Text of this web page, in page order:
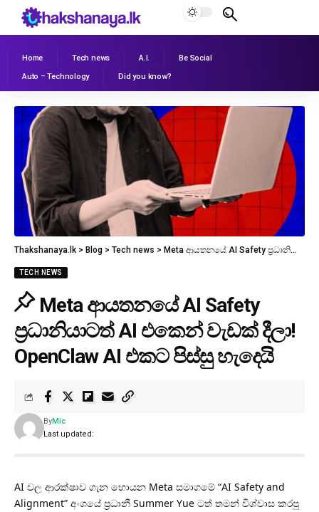
Home Tech news A.I.
Be Social
Auto – Technology
Did you know?
Thakshanaya.lk > Blog > Tech news > Meta ආයතනයේ AI Safety ප්‍රධානියාටත් AI එකෙන් වැඩක් දීලා! OpenClaw AI එකට පිස්සු හැදෙයි
TECH NEWS
Meta ආයතනයේ AI Safety
ප්‍රධානියාටත් AI එකෙන් වැඩක් දීලා!
OpenClaw AI එකට පිස්සු හැදෙයි
Last updated:
ByMic
AI වල ආරක්ෂාව ගැන හොයන Meta සමාගමේ “AI Safety and
Alignment” අංශයේ ප්‍රධානී Summer Yue ටත් තමන් විශ්වාස කරපු